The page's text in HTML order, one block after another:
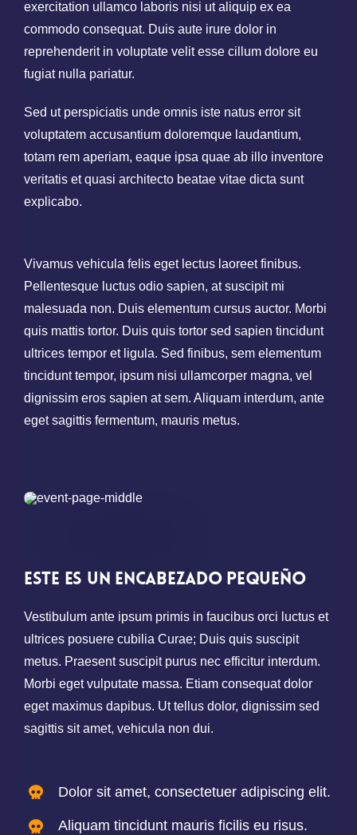
exercitation ullamco laboris nisi ut aliquip ex ea
commodo consequat. Duis aute irure dolor in
reprehenderit in voluptate velit esse cillum dolore eu
fugiat nulla pariatur.
Sed ut perspiciatis unde omnis iste natus error sit
voluptatem accusantium doloremque laudantium,
totam rem aperiam, eaque ipsa quae ab illo inventore
veritatis et quasi architecto beatae vitae dicta sunt
explicabo.
Vivamus vehicula felis eget lectus laoreet finibus.
Pellentesque luctus odio sapien, at suscipit mi
malesuada non. Duis elementum cursus auctor. Morbi
quis mattis tortor. Duis quis tortor sed sapien tincidunt
ultrices tempor et ligula. Sed finibus, sem elementum
tincidunt tempor, ipsum nisi ullamcorper magna, vel
dignissim eros sapien at sem. Aliquam interdum, ante
eget sagittis fermentum, mauris metus.
Este es un encabezado pequeño
Vestibulum ante ipsum primis in faucibus orci luctus et
ultrices posuere cubilia Curae; Duis quis suscipit
metus. Praesent suscipit purus nec efficitur interdum.
Morbi eget vulputate massa. Etiam consequat dolor
eget maximus dapibus. Ut tellus dolor, dignissim sed
sagittis sit amet, vehicula non dui.
Dolor sit amet, consectetuer adipiscing elit.
Aliquam tincidunt mauris ficilis eu risus.